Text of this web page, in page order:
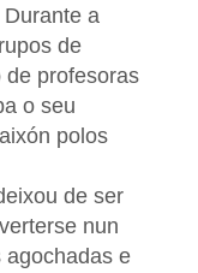
a
de
de profesoras
o seu
polos
de ser
nun
agochadas e